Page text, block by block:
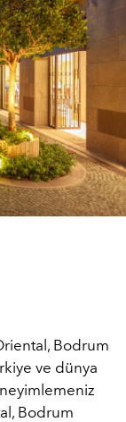
Bodrum
ve dünya
Bodrum